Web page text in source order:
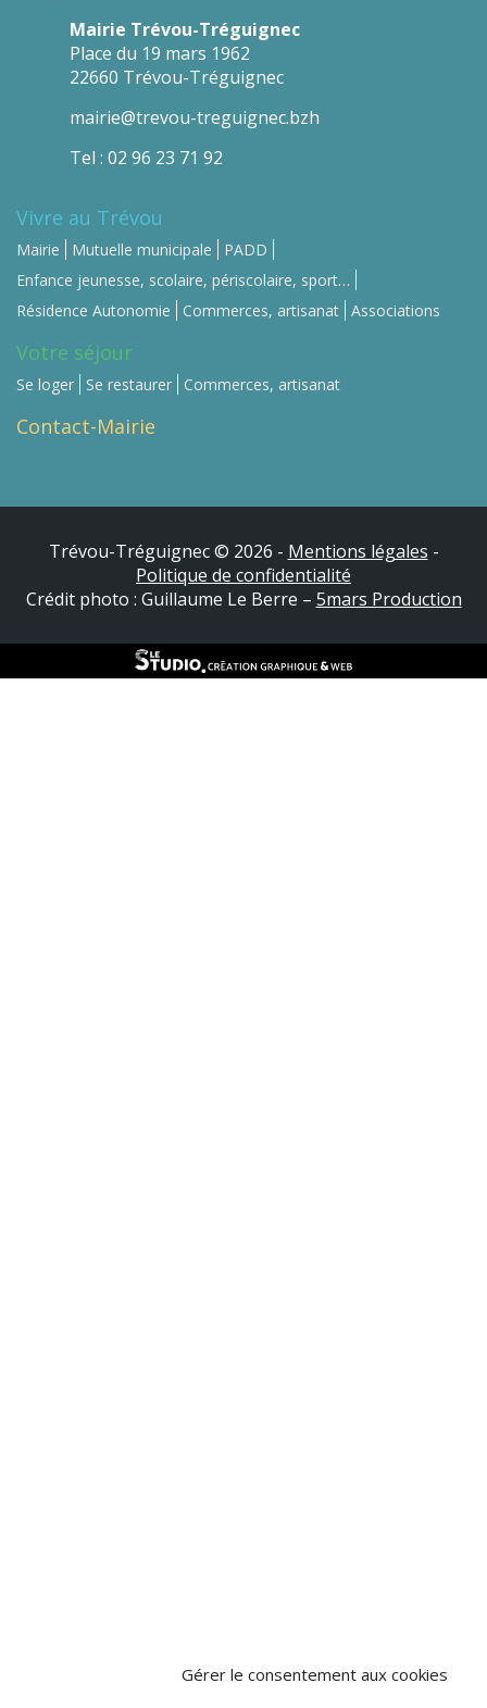
Gérer le consentement aux cookies
Mairie Trévou-Tréguignec
Place du 19 mars 1962
22660 Trévou-Tréguignec
mairie@trevou-treguignec.bzh
Tel : 02 96 23 71 92
Vivre au Trévou
Mairie Mutuelle municipale
PADD
Enfance jeunesse, scolaire, périscolaire, sport…
Résidence Autonomie
Commerces, artisanat Associations
Votre séjour
Se loger Se restaurer Commerces, artisanat
Contact-Mairie
Trévou-Tréguignec © 2026 - Mentions légales -
Politique de confidentialité
Crédit photo : Guillaume Le Berre – 5mars Production